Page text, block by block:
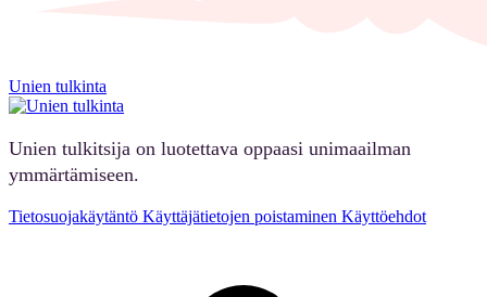
Unien tulkinta
Unien tulkitsija on luotettava oppaasi unimaailman
ymmärtämiseen.
Tietosuojakäytäntö Käyttäjätietojen poistaminen Käyttöehdot